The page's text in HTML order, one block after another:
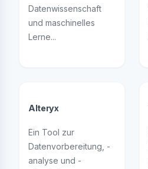
Datenwissenschaft
und maschinelles
Lerne...
Alteryx
Ein Tool zur
Datenvorbereitung, -
analyse und -